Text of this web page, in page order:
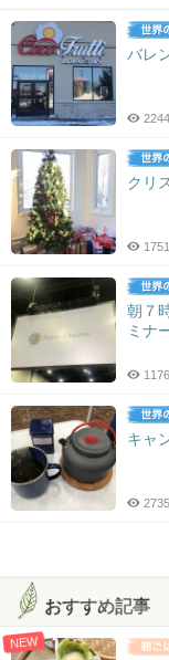
バレ
2244
クリ
1751
朝７
ミナ
1176
キャ
2735
おすすめ記事
NEW